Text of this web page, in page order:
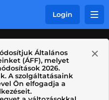
Login
Általános
(ÁFF), melyet
2026.
A szolgáltatásaink
Ön elfogadja a